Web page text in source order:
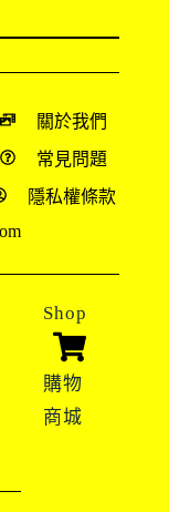
關於我們
常見問題
隱私權條款
Shop
購物
商城